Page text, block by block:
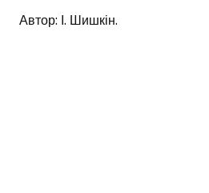
Автор: І. Шишкін.